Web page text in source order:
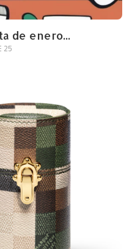
de enero...
25